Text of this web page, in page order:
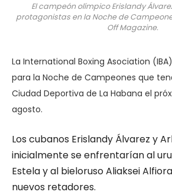
El campeón olímpico Erislandy
protagonistas en la Noche de
Off Magazine.
La International Boxing Asociation
para la Noche de Campeones que
Ciudad Deportiva de La Habana el
agosto.
Los cubanos Erislandy Álvarez y
inicialmente se enfrentarían al
Estela y al bieloruso Aliaksei
nuevos retadores.